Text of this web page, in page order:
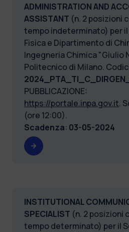
ADMINISTRATION AND
ASSISTANT (n. 2 posizioni
tempo indeterminato) per
Fisica e Dipartimento di
Ingegneria Chimica "Giulio
Politecnico di Milano.
PUBBLICAZIONE:
https://portale.inpa.gov.it.
(ore 12:00).
Scadenza: 03-05-2024
INSTITUTIONAL
SPECIALIST (n. 2 posizioni
tempo determinato) per il